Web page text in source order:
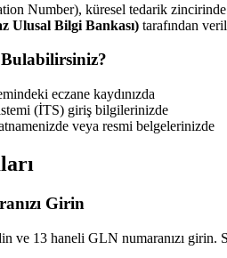
Number), küresel tedarik zincirinde
Ulusal Bilgi Bankası) tarafından
eczane kaydınızda
(İTS) giriş bilgilerinizde
veya resmi belgelerinizde
Girin
ve 13 haneli GLN numaranızı girin.